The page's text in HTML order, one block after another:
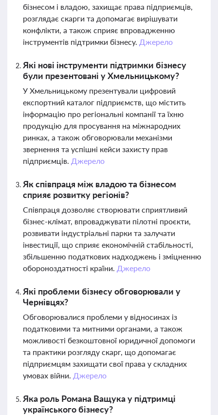
бізнесом і владою, захищає права підприємців,
розглядає скарги та допомагає вирішувати
конфлікти, а також сприяє впровадженню
інструментів підтримки бізнесу. Джерело
Які нові інструменти підтримки бізнесу
були презентовані у Хмельницькому?
У Хмельницькому презентували цифровий
експортний каталог підприємств, що містить
інформацію про регіональні компанії та їхню
продукцію для просування на міжнародних
ринках, а також обговорювали механізми
звернення та успішні кейси захисту прав
підприємців. Джерело
Як співпраця між владою та бізнесом
сприяє розвитку регіонів?
Співпраця дозволяє створювати сприятливий
бізнес-клімат, впроваджувати пілотні проєкти,
розвивати індустріальні парки та залучати
інвестиції, що сприяє економічній стабільності,
збільшенню податкових надходжень і зміцненню
обороноздатності країни. Джерело
Які проблеми бізнесу обговорювали у
Чернівцях?
Обговорювалися проблеми у відносинах із
податковими та митними органами, а також
можливості безкоштовної юридичної допомоги
та практики розгляду скарг, що допомагає
підприємцям захищати свої права у складних
умовах війни. Джерело
Яка роль Романа Ващука у підтримці
українського бізнесу?